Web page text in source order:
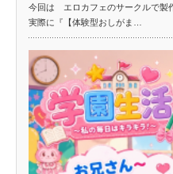
今回は エロカフェのサークルで製
実際に『【体験型おしがま…